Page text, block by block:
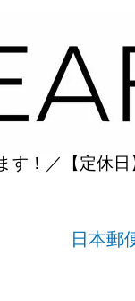
す！／【定休
日本郵